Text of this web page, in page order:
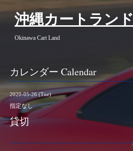
沖縄カートランド
Okinawa Cart Land
カレンダー Calendar
2020-05-26 (Tue)
指定なし
貸切